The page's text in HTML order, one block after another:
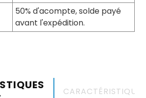
50% d'acompte, solde payé
avant l'expédition.